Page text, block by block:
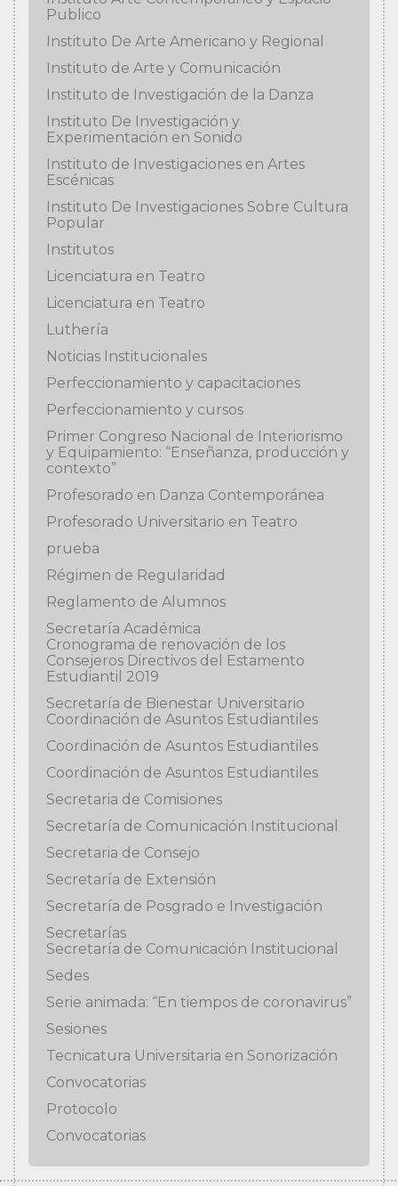
Publico
Instituto De Arte Americano y Regional
Instituto de Arte y Comunicación
Instituto de Investigación de la Danza
Instituto De Investigación y
Experimentación en Sonido
Instituto de Investigaciones en Artes
Escénicas
Instituto De Investigaciones Sobre Cultura
Popular
Institutos
Licenciatura en Teatro
Licenciatura en Teatro
Luthería
Noticias Institucionales
Perfeccionamiento y capacitaciones
Perfeccionamiento y cursos
Primer Congreso Nacional de Interiorismo
y Equipamiento: “Enseñanza, producción y
contexto”
Profesorado en Danza Contemporánea
Profesorado Universitario en Teatro
prueba
Régimen de Regularidad
Reglamento de Alumnos
Secretaría Académica
Cronograma de renovación de los
Consejeros Directivos del Estamento
Estudiantil 2019
Secretaría de Bienestar Universitario
Coordinación de Asuntos Estudiantiles
Coordinación de Asuntos Estudiantiles
Coordinación de Asuntos Estudiantiles
Secretaria de Comisiones
Secretaría de Comunicación Institucional
Secretaria de Consejo
Secretaría de Extensión
Secretaría de Posgrado e Investigación
Secretarías
Secretaría de Comunicación Institucional
Sedes
Serie animada: “En tiempos de coronavirus”
Sesiones
Tecnicatura Universitaria en Sonorización
Convocatorias
Protocolo
Convocatorias